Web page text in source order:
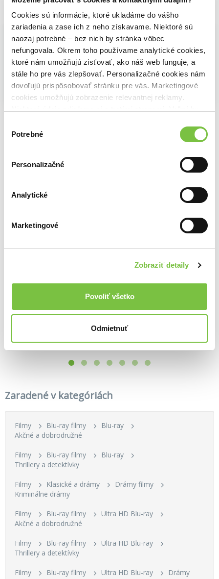
Cookies sú informácie, ktoré ukladáme do vášho
zariadenia a zase ich z neho získavame. Niektoré sú
naozaj potrebné – bez nich by stránka vôbec
nefungovala. Okrem toho používame analytické cookies,
ktoré nám umožňujú zisťovať, ako náš web funguje, a
stále ho pre vás zlepšovať. Personalizačné cookies nám
dovoľujú prispôsobovať stránku pre vás. Marketingové
cookies umožňujú zobrazenie relevantnej reklamy.
cookies.
súhlasu
Potrebné
Personalizačné
Analytické
Marketingové
Zobraziť detaily
Povoliť všetko
Odmietnuť
Vybrané pre teba
Na sklade
Casino
Na sklade
Nelítostný souboj (Blu-ray)
12,10€
Ďalšie z kategórie Akčné a dobrodružné
Piráti z Karibiku kolekce 1.-5. Blade Runner: Final Cut
6,40€
Duna: Část druhá Ultra HD Blu-ray
Zaradené v kategóriách
Filmy Blu-ray filmy
Blu-ray
Akčné a dobrodružné
Filmy Blu-ray filmy
Blu-ray
Thrillery a detektívky
Filmy Klasické a drámy
Drámy filmy
Kriminálne drámy
Filmy Blu-ray filmy
Ultra HD Blu-ray
Akčné a dobrodružné
Filmy Blu-ray filmy
Ultra HD Blu-ray
Thrillery a detektívky
Filmy Blu-ray filmy Ultra HD Blu-ray Drámy